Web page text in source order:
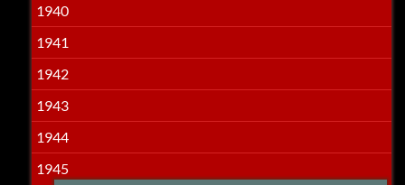
1940
1941
1942
1943
1944
1945